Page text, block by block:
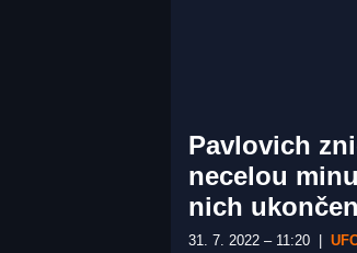
Pavlovich
necelou
nich
31. 7. 2022 – 11:20